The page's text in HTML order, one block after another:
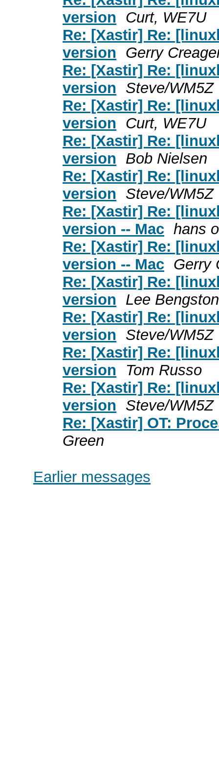
version
Curt, WE7U
Re: [Xastir] Re:
version
Gerry
Re: [Xastir] Re:
version
Steve/WM5Z
Re: [Xastir] Re:
version
Curt, WE7U
Re: [Xastir] Re:
version
Bob Nielsen
Re: [Xastir] Re:
version
Steve/WM5Z
Re: [Xastir] Re:
version -- Mac hans
Re: [Xastir] Re:
version -- Mac Gerry
Re: [Xastir] Re:
version
Lee Bengston
Re: [Xastir] Re:
version
Steve/WM5Z
Re: [Xastir] Re:
version
Tom Russo
Re: [Xastir] Re:
version
Steve/WM5Z
Re: [Xastir] OT:
Green
Earlier messages